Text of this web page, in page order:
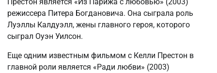
режиссера Питера Богдановича. Она сыграла роль
Луэллы Калдуэлл, жены главного героя, которого
сыграл Оуэн Уилсон.
Еще одним известным фильмом с Келли Престон в
главной роли является «Ради любви» (2003)